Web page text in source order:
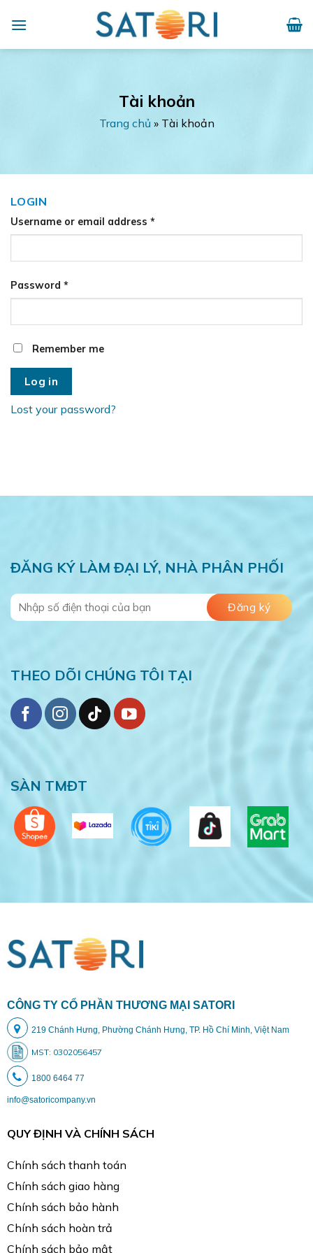
Tài khoản
Trang chủ » Tài khoản
LOGIN
Username or email address *
Password *
Remember me
Log in
Lost your password?
ĐĂNG KÝ LÀM ĐẠI LÝ, NHÀ PHÂN PHỐI
THEO DÕI CHÚNG TÔI TẠI
SÀN TMĐT
CÔNG TY CỔ PHẦN THƯƠNG MẠI SATORI
219 Chánh Hưng, Phường Chánh Hưng, TP. Hồ Chí Minh, Việt Nam
MST: 0302056457
1800 6464 77
info@satoricompany.vn
QUY ĐỊNH VÀ CHÍNH SÁCH
Chính sách thanh toán
Chính sách giao hàng
Chính sách bảo hành
Chính sách hoàn trả
Chính sách bảo mật